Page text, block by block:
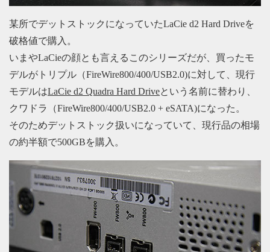
某所でデットストックになっていたLaCie d2 Hard Driveを
破格値で購入。
いまやLaCieの顔とも言えるこのシリーズだが、買ったモ
デルがトリプル（FireWire800/400/USB2.0)に対して、現行
モデルはLaCie d2 Quadra Hard Driveという名前に替わり、
クワドラ（FireWire800/400/USB2.0 + eSATA)になった。
そのためデットストック扱いになっていて、現行品の相場
の約半額で500GBを購入。